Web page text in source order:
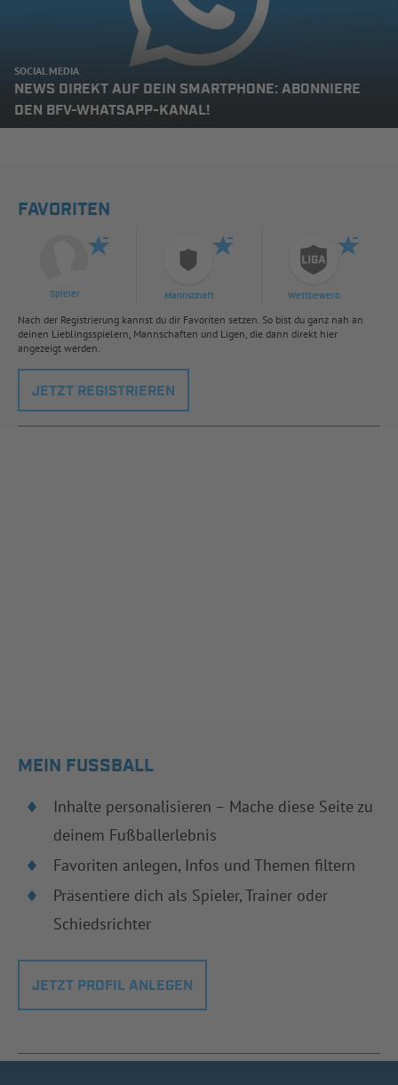
SOCIAL MEDIA
NEWS DIREKT AUF DEIN SMARTPHONE: ABONNIERE
DEN BFV-WHATSAPP-KANAL!
FAVORITEN
Spieler Mannschaft Wettbewerb
Nach der Registrierung kannst du dir Favoriten setzen. So bist du ganz nah an
deinen Lieblingsspielern, Mannschaften und Ligen, die dann direkt hier
angezeigt werden.
JETZT REGISTRIEREN
MEIN FUSSBALL
Inhalte personalisieren – Mache diese Seite zu
deinem Fußballerlebnis
Favoriten anlegen, Infos und Themen filtern
Präsentiere dich als Spieler, Trainer oder
Schiedsrichter
JETZT PROFIL ANLEGEN